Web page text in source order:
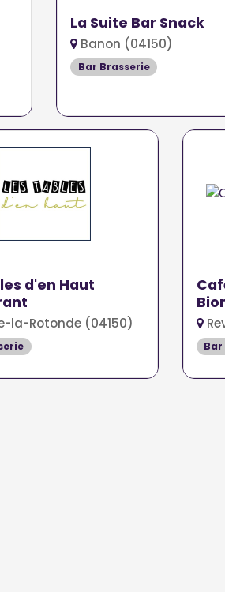
La Suite Bar Snack
Banon (04150)
Bar Brasserie
d'en Haut
la-Rotonde (04150)